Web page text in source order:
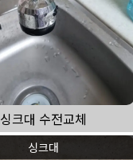
싱크대 수전교체
싱크대